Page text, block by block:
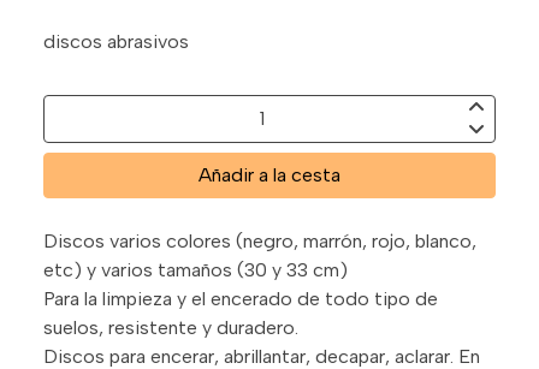
discos abrasivos
Añadir a la cesta
Discos varios colores (negro, marrón, rojo, blanco,
etc) y varios tamaños (30 y 33 cm)
Para la limpieza y el encerado de todo tipo de
suelos, resistente y duradero.
Discos para encerar, abrillantar, decapar, aclarar. En